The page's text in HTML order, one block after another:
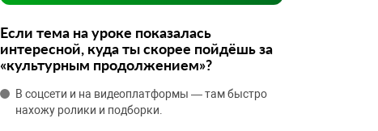
Если тема на уроке показалась
интересной, куда ты скорее пойдёшь за
«культурным продолжением»?
В соцсети и на видеоплатформы — там быстро
нахожу ролики и подборки.